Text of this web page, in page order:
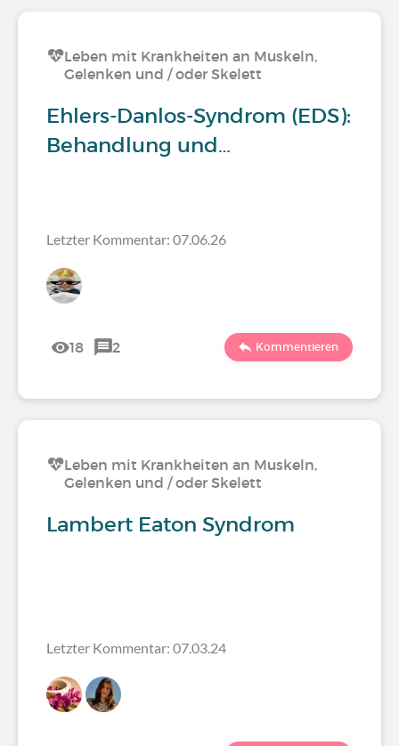
Leben mit Krankheiten an Muskeln,
Gelenken und / oder Skelett
Ehlers-Danlos-Syndrom (EDS):
Behandlung und…
Letzter Kommentar: 07.06.26
18 2 Kommentieren
Leben mit Krankheiten an Muskeln,
Gelenken und / oder Skelett
Lambert Eaton Syndrom
Letzter Kommentar: 07.03.24